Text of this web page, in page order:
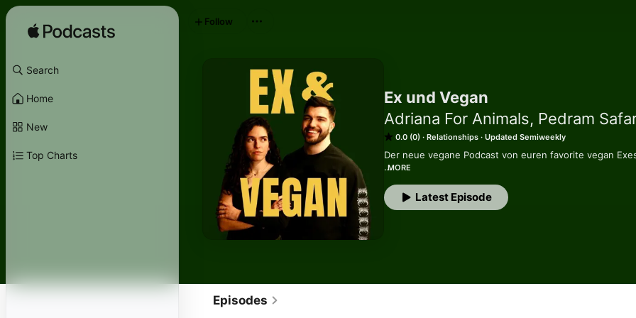
Search
Home
New
Top Charts
Ex und Vegan
Adriana For Animals, Pedram
0.0 (0) Relationships Updated Semiweekly
Der neue vegane Podcast von euren favorite vegan
@pedram__safari__), alles Mögliche, was
beschäftigt. Hier gibt's Tipps und Denkanstöße zu
diese Welt geben können. 💪🏼🌱
MORE
Latest Episode
Follow
Episodes